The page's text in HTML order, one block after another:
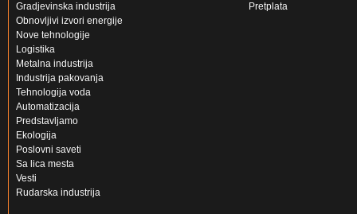
Gradjevinska industrija
Obnovljivi izvori energije
Nove tehnologije
Logistika
Metalna industrija
Industrija pakovanja
Tehnologija voda
Automatizacija
Predstavljamo
Ekologija
Poslovni saveti
Sa lica mesta
Vesti
Rudarska industrija
Pretplata